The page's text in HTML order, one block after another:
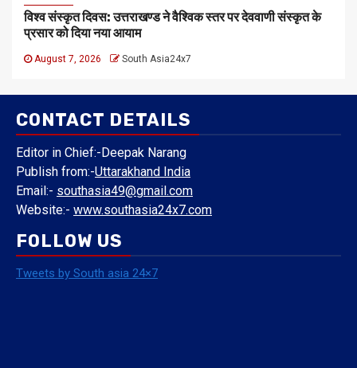
विश्व संस्कृत दिवस: उत्तराखण्ड ने वैश्विक स्तर पर देववाणी संस्कृत के
प्रसार को दिया नया आयाम
August 7, 2026 South Asia24x7
CONTACT DETAILS
Editor in Chief:-Deepak Narang
Publish from:-Uttarakhand India
Email:- southasia49@gmail.com
Website:- www.southasia24x7.com
FOLLOW US
Tweets by South asia 24×7